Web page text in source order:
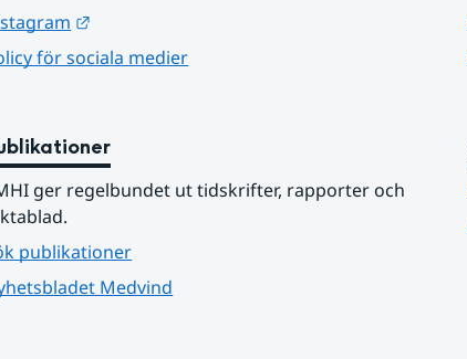
för sociala medier
ger regelbundet ut tidskrifter, rapporter och
publikationer
Medvind